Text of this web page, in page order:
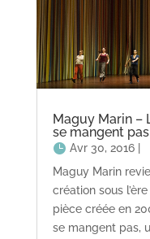
Maguy Marin –
se mangent pas
Avr 30, 2016|
Maguy Marin
création sous
pièce créée en
se mangent pas,